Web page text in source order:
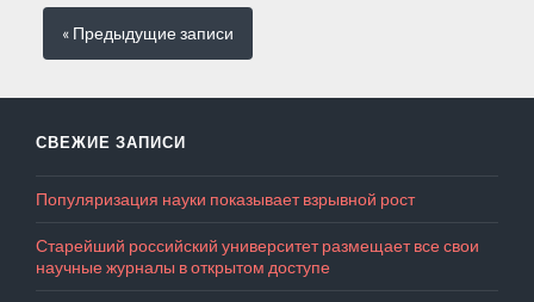
« Предыдущиезаписи
СВЕЖИЕ ЗАПИСИ
Популяризация науки показывает взрывной рост
Старейший российский университет размещает все свои
научные журналы в открытом доступе